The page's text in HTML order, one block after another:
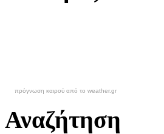
πρόγνωση καιρού από το weather.gr
Αναζήτηση